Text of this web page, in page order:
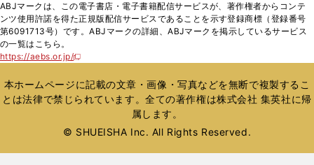
く
ド
ウ
で
ィ
ン
ド
開
く
ABJマークは、この電子書店・電子書籍配信サービスが、著作権者からコンテ
ンツ使用許諾を得た正規版配信サービスであることを示す登録商標（登録番号
第6091713号）です。ABJマークの詳細、ABJマークを掲示しているサービス
の一覧はこちら。
https://aebs.or.jp/
新
い
ウ
ィ
ウ
本ホームページに記載の文章・画像・写真などを無断で複製するこ
とは法律で禁じられています。全ての著作権は株式会社 集英社に帰
属します。
© SHUEISHA Inc. All Rights Reserved.